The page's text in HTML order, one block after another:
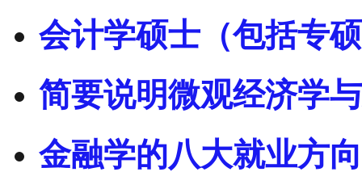
会计学硕士（包括专
简要说明微观经济学
金融学的八大就业方